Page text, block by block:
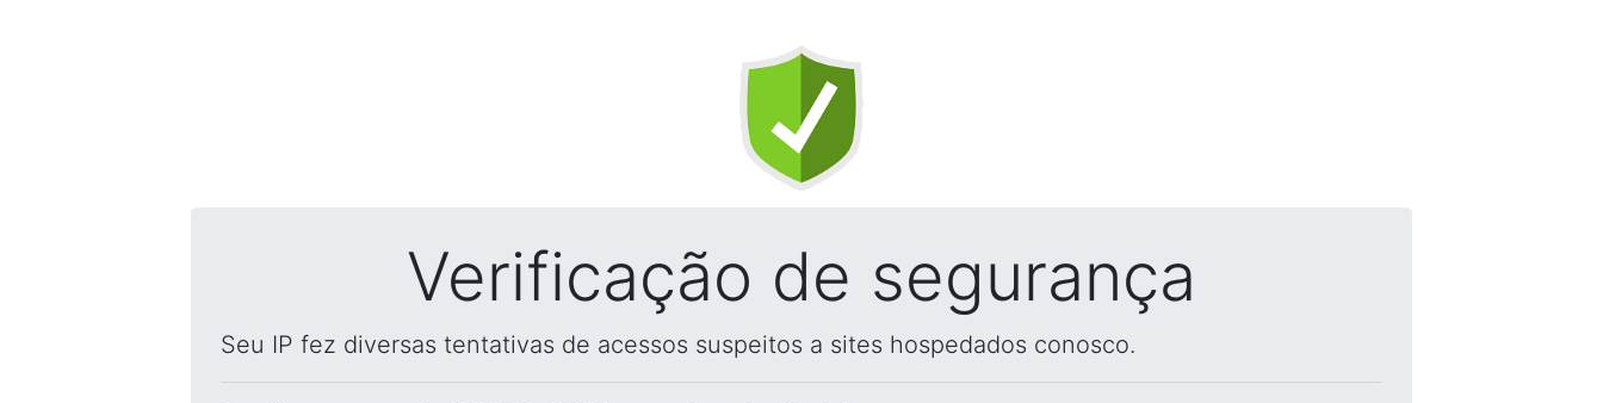
Verificação de segurança
Seu IP fez diversas tentativas de acessos suspeitos a sites hospedados conosco.